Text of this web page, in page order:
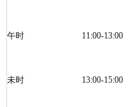
午时 11:00-13:00
未时 13:00-15:00